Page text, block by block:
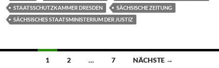
STAATSSCHUTZKAMMER DRESDEN
SÄCHSISCHE ZEITUNG
SÄCHSISCHES STAATSMINISTERIUM DER JUSTIZ
Beitragsnavigation
1 2 … 7 NÄCHSTE →